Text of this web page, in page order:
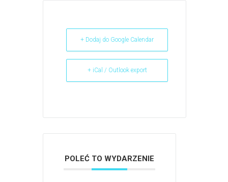
+ Dodaj do Google Calendar
+ iCal / Outlook export
POLEĆ TO WYDARZENIE